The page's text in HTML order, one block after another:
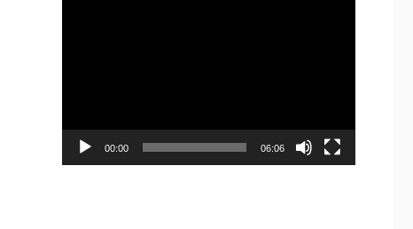
00:00 06:06